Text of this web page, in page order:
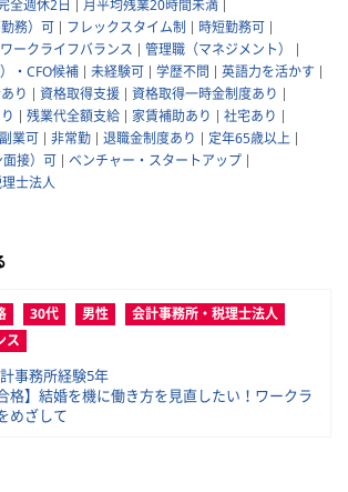
全週休2日
月平均残業20時間未満
務）可
フレックスタイム制
時短勤務可
ワークライフバランス
管理職（マネジメント）
・CFO候補
未経験可 学歴不問
英語力を活かす
り
資格取得支援
資格取得一時金制度あり
残業代全額支給 家賃補助あり
社宅あり
副業可 非常勤 退職金制度あり
定年65歳以上
接）可
ベンチャー・スタートアップ
士法人
30代 男性
会計事務所・税理士法人
ス
事務所経験5年
格】結婚を機に働き方を見直したい！ワークラ
めざして